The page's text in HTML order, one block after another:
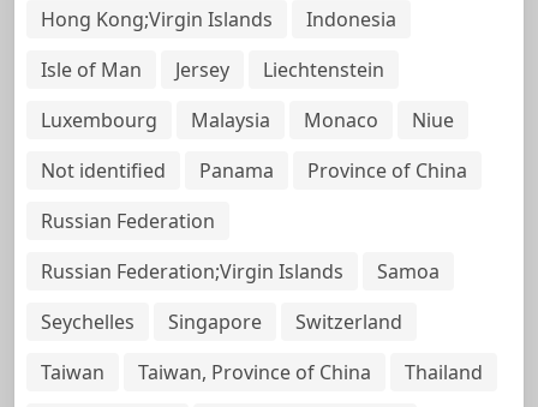
Hong Kong;Virgin Islands
Indonesia
Isle of Man
Jersey
Liechtenstein
Luxembourg
Malaysia Monaco
Niue
Not identified
Panama
Province of China
Russian Federation
Russian Federation;Virgin Islands
Samoa
Seychelles
Singapore
Switzerland
Taiwan
Taiwan, Province of China
Thailand